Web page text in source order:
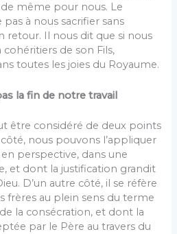
même pour nous. Le
à nous sacrifier sans
retour. Il nous dit que si nous
cohéritiers de son Fils,
toutes les joies du Royaume.
la fin de notre travail
être considéré de deux points
nous pouvons l’appliquer
perspective, dans une
et dont la justification grandit
D’un autre côté, il se réfère
frères au plein sens du terme
la consécration, et dont la
par le Père au travers du